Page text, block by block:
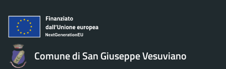
Comune di San Giuseppe Vesuviano